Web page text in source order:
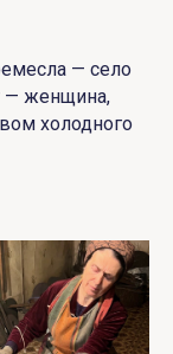
— село
— женщина,
холодного